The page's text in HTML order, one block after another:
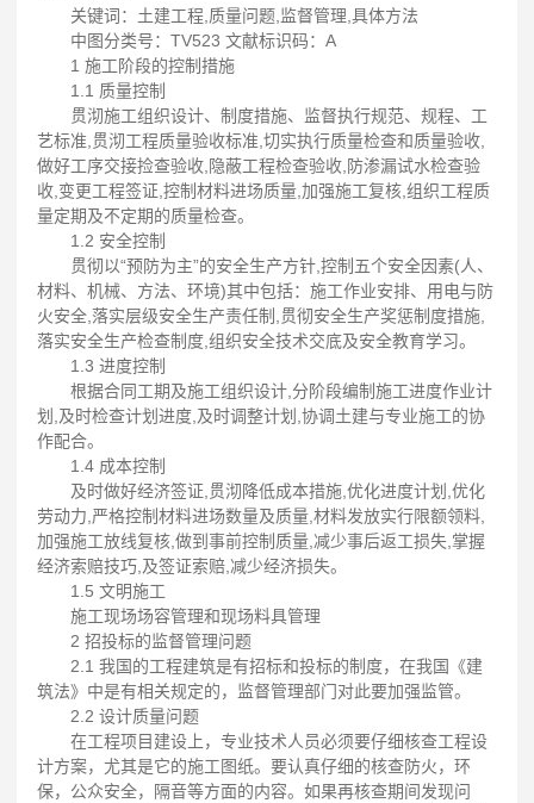
关键词：土建工程,质量问题,监督管理,具体方法
中图分类号：TV523 文献标识码：A
1 施工阶段的控制措施
1.1 质量控制
贯沏施工组织设计、制度措施、监督执行规范、规程、工
艺标准,贯沏工程质量验收标准,切实执行质量检查和质量验收,
做好工序交接捡查验收,隐蔽工程检查验收,防渗漏试水检查验
收,变更工程签证,控制材料进场质量,加强施工复核,组织工程质
量定期及不定期的质量检查。
1.2 安全控制
贯彻以“预防为主”的安全生产方针,控制五个安全因素(人、
材料、机械、方法、环境)其中包括：施工作业安排、用电与防
火安全,落实层级安全生产责任制,贯彻安全生产奖惩制度措施,
落实安全生产检查制度,组织安全技术交底及安全教育学习。
1.3 进度控制
根据合同工期及施工组织设计,分阶段编制施工进度作业计
划,及时检查计划进度,及时调整计划,协调土建与专业施工的协
作配合。
1.4 成本控制
及时做好经济签证,贯沏降低成本措施,优化进度计划,优化
劳动力,严格控制材料进场数量及质量,材料发放实行限额领料,
加强施工放线复核,做到事前控制质量,减少事后返工损失,掌握
经济索赔技巧,及签证索赔,减少经济损失。
1.5 文明施工
施工现场场容管理和现场料具管理
2 招投标的监督管理问题
2.1 我国的工程建筑是有招标和投标的制度，在我国《建
筑法》中是有相关规定的，监督管理部门对此要加强监管。
2.2 设计质量问题
在工程项目建设上，专业技术人员必须要仔细核查工程设
计方案，尤其是它的施工图纸。要认真仔细的核查防火，环
保，公众安全，隔音等方面的内容。如果再核查期间发现问